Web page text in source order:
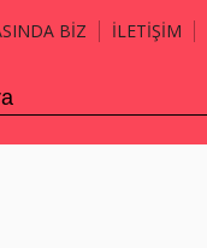
BİZ İLETİŞİM